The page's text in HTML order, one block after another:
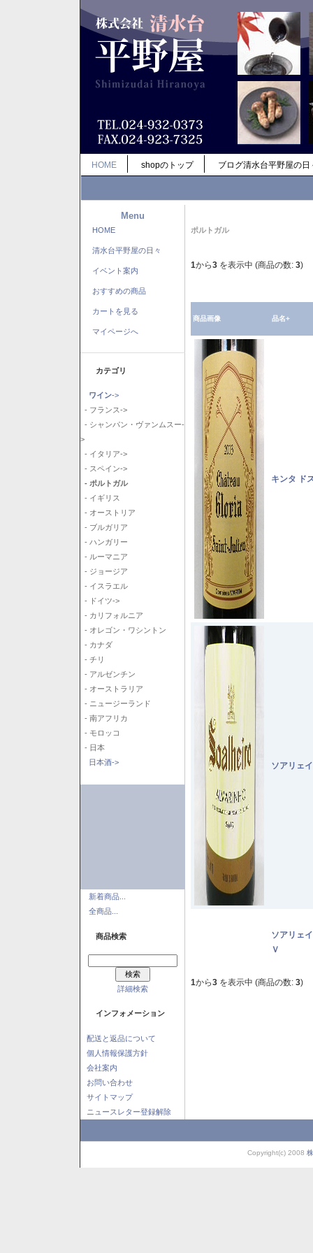
HOME shopのトップ ブログ清水台平野屋の日
Menu
HOME
清水台平野屋の日々
イベント案内
おすすめの商品
カートを見る
マイページへ
カテゴリ
ワイン->
- フランス->
- シャンパン・ヴァンムスー-
>
- イタリア->
- スペイン->
- ポルトガル
- イギリス
- オーストリア
- ブルガリア
- ハンガリー
- ルーマニア
- ジョージア
- イスラエル
- ドイツ->
- カリフォルニア
- オレゴン・ワシントン
- カナダ
- チリ
- アルゼンチン
- オーストラリア
- ニュージーランド
- 南アフリカ
- モロッコ
- 日本
日本酒->
新着商品...
全商品...
商品検索
詳細検索
インフォメーション
配送と返品について
個人情報保護方針
会社案内
お問い合わせ
サイトマップ
ニュースレター登録解除
ポルトガル
1から3 を表示中 (商品の数: 3)
商品画像 品名+
キンタ ド
ソアリェ
ソアリェ
Ｖ
1から3 を表示中 (商品の数: 3)
Copyright(c) 2008